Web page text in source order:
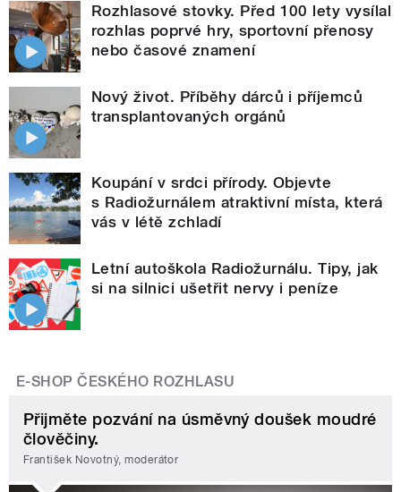
Rozhlasové stovky. Před 100 lety vysílal
rozhlas poprvé hry, sportovní přenosy
nebo časové znamení
Nový život. Příběhy dárců i příjemců
transplantovaných orgánů
Koupání v srdci přírody. Objevte
s Radiožurnálem atraktivní místa, která
vás v létě zchladí
Letní autoškola Radiožurnálu. Tipy, jak
si na silnici ušetřit nervy i peníze
E-SHOP ČESKÉHO ROZHLASU
Přijměte pozvání na úsměvný doušek moudré
člověčiny.
František Novotný, moderátor